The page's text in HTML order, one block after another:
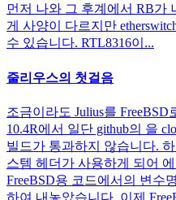
먼저 나와 그 후계에서 RB가
게 사양이 다르지만
수 있습니다. RTL8316이...
줄리우스의 첫걸음
조금이라도 Julius를
10.4R에서 일단 github의 을
빌드가 통과하지 않습니다.
스템 헤더가 사용하게 되어
FreeBSD용 코드에서의 변수
하여 내놓았습니다. 이제